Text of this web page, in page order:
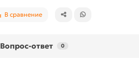
В сравнение
Вопрос-ответ 0